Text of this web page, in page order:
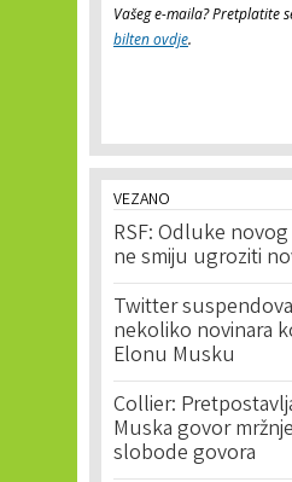
Vašeg e-maila? Pretplatite
bilten ovdje.
VEZANO
RSF: Odluke
ne smiju ugroziti
Twitter
nekoliko novinara
Elonu Musku
Collier:
Muska govor
slobode govora